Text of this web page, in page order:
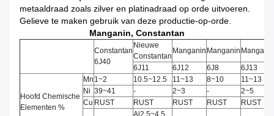
metaaldraad zoals zilver en platinadraad op orde uitvoeren.
Gelieve te maken gebruik van deze productie-op-orde.
Manganin, Constantan
Constantan
6J40
Nieuwe
Constantan
Manganin Manganin Manganin
6J11
6J12 6J8 6J13
Hoofd Chemische
Elementen %
Mn 1~2 10.5~12.5 11~13 8~10
11~13
Ni 39~41 - 2~3 -
2~5
Cu RUST RUST RUST RUST
RUST